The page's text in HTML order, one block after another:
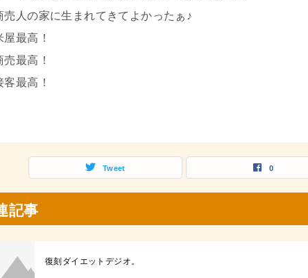
売人の家に生まれてきてよかったぁ♪
屋最高！
売最高！
客最高！
Tweet 0
記事
復刻ダイエットデジオ。